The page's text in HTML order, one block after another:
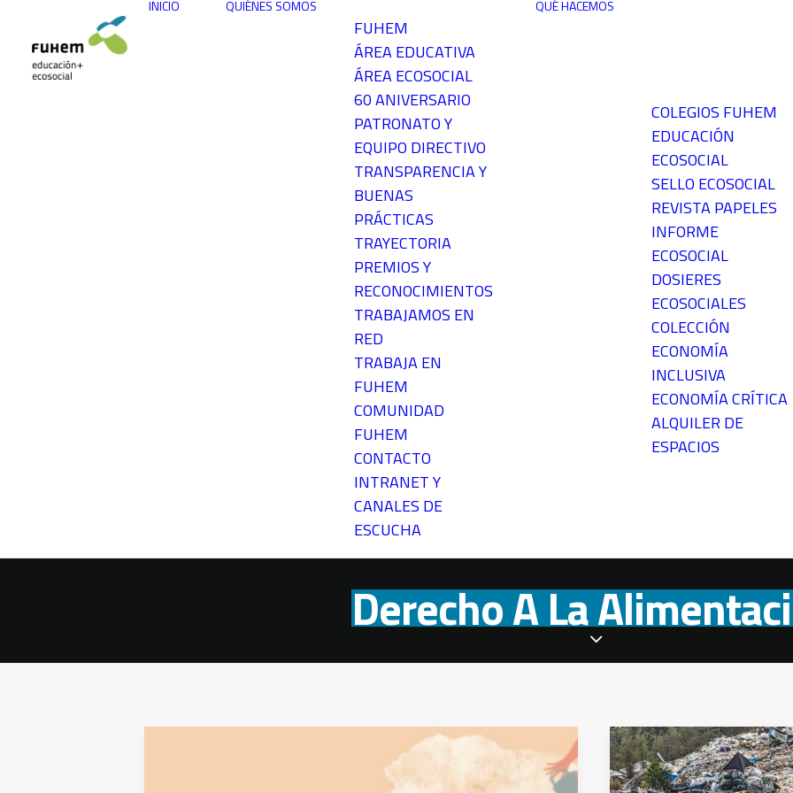
INICIO QUIÉNES SOMOS
FUHEM
ÁREA EDUCATIVA
ÁREA ECOSOCIAL
60 ANIVERSARIO
PATRONATO Y
EQUIPO DIRECTIVO
TRANSPARENCIA Y
BUENAS
PRÁCTICAS
TRAYECTORIA
PREMIOS Y
RECONOCIMIENTOS
TRABAJAMOS EN
RED
TRABAJA EN
FUHEM
COMUNIDAD
FUHEM
CONTACTO
INTRANET Y
CANALES DE
ESCUCHA
QUÉ HACEMOS
COLEGIOS FUHEM
EDUCACIÓN
ECOSOCIAL
SELLO ECOSOCIAL
REVISTA PAPELES
INFORME
ECOSOCIAL
DOSIERES
ECOSOCIALES
COLECCIÓN
ECONOMÍA
INCLUSIVA
ECONOMÍA CRÍTICA
ALQUILER DE
ESPACIOS
Derecho A La